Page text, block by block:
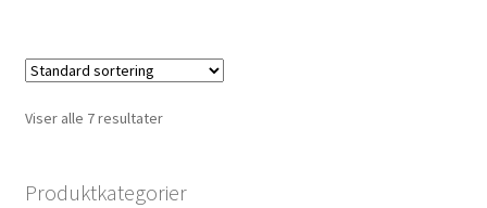
Viser alle 7 resultater
Produktkategorier